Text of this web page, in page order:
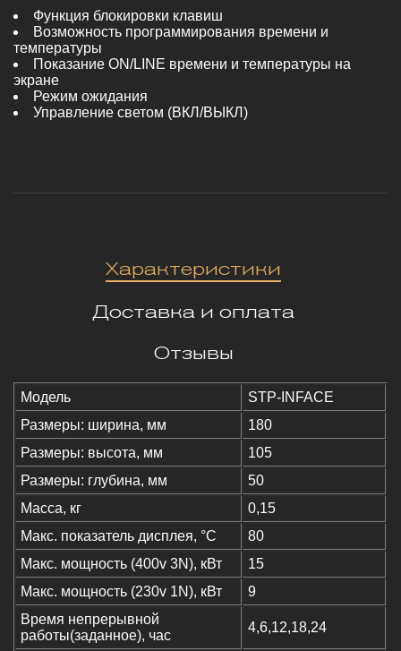
Функция блокировки клавиш
Возможность программирования времени и
температуры
Показание ON/LINE времени и температуры на
экране
Режим ожидания
Управление светом (ВКЛ/ВЫКЛ)
Характеристики
Доставка и оплата
Отзывы
Модель
STP-INFACE
Размеры: ширина, мм
180
Размеры: высота, мм
105
Размеры: глубина, мм
50
Масса, кг
0,15
Макс. показатель дисплея, °C
80
Макс. мощность (400v 3N), кВт
15
Макс. мощность (230v 1N), кВт
9
Время непрерывной
работы(заданное), час
4,6,12,18,24